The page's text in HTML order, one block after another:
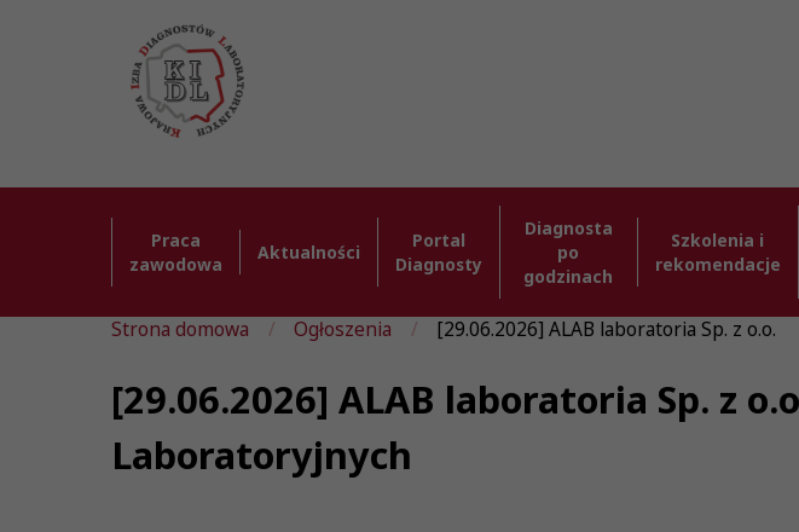
Praca
zawodowa
Aktualności
Portal
Diagnosty
Diagnosta
po
godzinach
Szkolenia i
rekomendacje
Strona domowa Ogłoszenia [29.06.2026] ALAB laboratoria Sp. z o.o.
[29.06.2026] ALAB laboratoria Sp. z
Laboratoryjnych